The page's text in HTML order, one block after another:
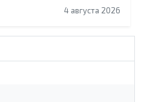
4 августа 2026